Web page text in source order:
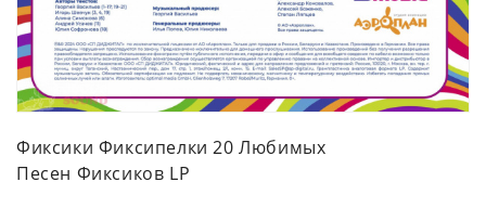
Фиксики Фиксипелки 20 Любимых
Песен Фиксиков LP